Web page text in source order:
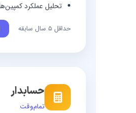
تحلیل عملکرد
حداقل ۵ سال سابقه
حسابدار
تمام‌وقت